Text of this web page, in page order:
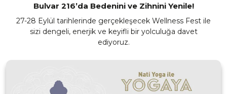
Bulvar 216’da Bedenini ve Zihnini Yenile!
27-28 Eylül tarihlerinde gerçekleşecek Wellness Fest ile
sizi dengeli, enerjik ve keyifli bir yolculuğa davet
ediyoruz.